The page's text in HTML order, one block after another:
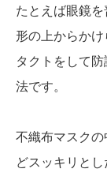
たとえば眼鏡
形の上からか
タクトをして
法です。
不織布マスク
どスッキリと